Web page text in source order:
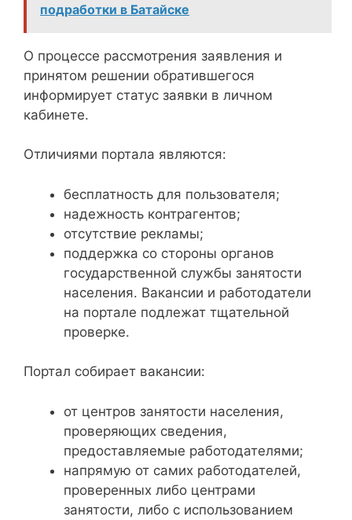
подработки в Батайске
О процессе рассмотрения заявления и
принятом решении обратившегося
информирует статус заявки в личном
кабинете.
Отличиями портала являются:
бесплатность для пользователя;
надежность контрагентов;
отсутствие рекламы;
поддержка со стороны органов
государственной службы занятости
населения. Вакансии и работодатели
на портале подлежат тщательной
проверке.
Портал собирает вакансии:
от центров занятости населения,
проверяющих сведения,
предоставляемые работодателями;
напрямую от самих работодателей,
проверенных либо центрами
занятости, либо с использованием